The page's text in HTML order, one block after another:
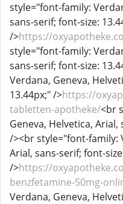
style="font-family:
sans-serif; font-size:
/>https://
style="font-family:
sans-serif; font-size:
Verdana, Geneva,
13.44px;" />https://
tabletten-apotheke/<br
Geneva, Helvetica,
/><br style="font-family:
Arial, sans-serif; font-
/>https://
benzfetamine-50mg-
Verdana, Geneva,